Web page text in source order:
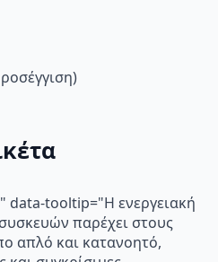
tooltip="Η ενεργειακή
παρέχει στους
απλό και κατανοητό,